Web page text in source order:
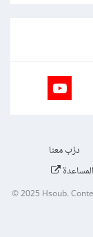
درّب معنا
© 2025Hsoub.